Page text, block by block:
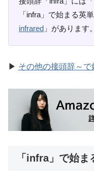
「infra」で始まる英
infrared 」があります。
▶ その他の接頭辞～
「infra」で始ま